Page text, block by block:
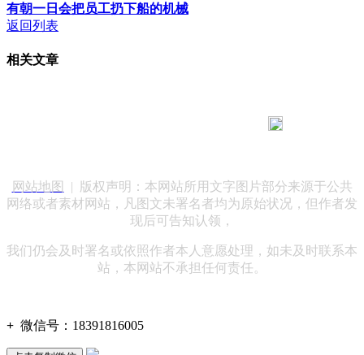
有朝一日会把员工扔下船的机械
返回列表
相关文章
网站地图
| 版权声明：本网站所用文字图片部分来源于公共
网络或者素材网站，凡图文未署名者均为原始状况，但作者发
现后可告知认领，
我们仍会及时署名或依照作者本人意愿处理，如未及时联系本
站，本网站不承担任何责任。
+ 微信号： 18391816005